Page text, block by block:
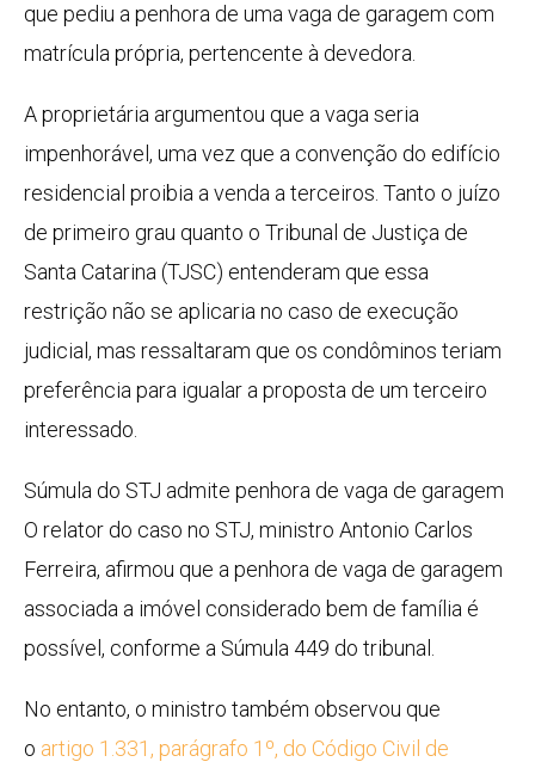
que pediu a penhora de uma vaga de garagem com
matrícula própria, pertencente à devedora.
A proprietária argumentou que a vaga seria
impenhorável, uma vez que a convenção do edifício
residencial proibia a venda a terceiros. Tanto o juízo
de primeiro grau quanto o Tribunal de Justiça de
Santa Catarina (TJSC) entenderam que essa
restrição não se aplicaria no caso de execução
judicial, mas ressaltaram que os condôminos teriam
preferência para igualar a proposta de um terceiro
interessado.
Súmula do STJ admite penhora de vaga de garagem
O relator do caso no STJ, ministro Antonio Carlos
Ferreira, afirmou que a penhora de vaga de garagem
associada a imóvel considerado bem de família é
possível, conforme a Súmula 449 do tribunal.
No entanto, o ministro também observou que
o artigo 1.331, parágrafo 1º, do Código Civil de